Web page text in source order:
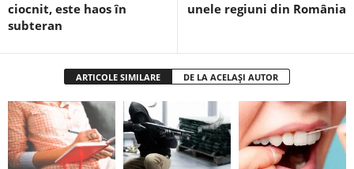
ciocnit, este haos în
subteran
unele regiuni din România
ARTICOLE SIMILARE DE LA ACELAȘI AUTOR